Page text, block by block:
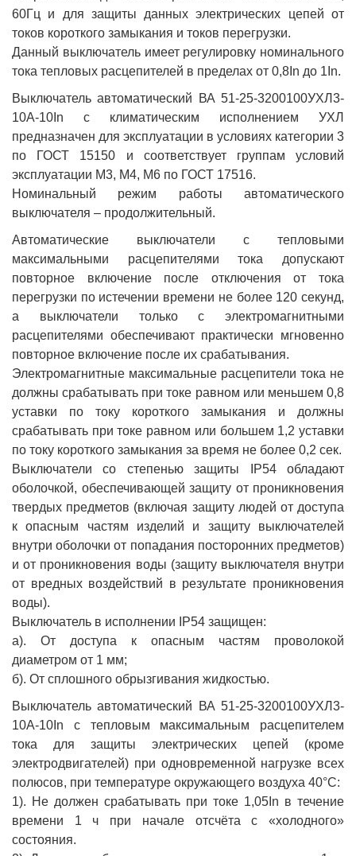
60Гц и для защиты данных электрических цепей от
токов короткого замыкания и токов перегрузки.
Данный выключатель имеет регулировку номинального
тока тепловых расцепителей в пределах от 0,8In до 1In.
Выключатель автоматический ВА 51-25-3200100УХЛ3-
10А-10In с климатическим исполнением УХЛ
предназначен для эксплуатации в условиях категории 3
по ГОСТ 15150 и соответствует группам условий
эксплуатации М3, М4, М6 по ГОСТ 17516.
Номинальный режим работы автоматического
выключателя – продолжительный.
Автоматические выключатели с тепловыми
максимальными расцепителями тока допускают
повторное включение после отключения от тока
перегрузки по истечении времени не более 120 секунд,
а выключатели только с электромагнитными
расцепителями обеспечивают практически мгновенно
повторное включение после их срабатывания.
Электромагнитные максимальные расцепители тока не
должны срабатывать при токе равном или меньшем 0,8
уставки по току короткого замыкания и должны
срабатывать при токе равном или большем 1,2 уставки
по току короткого замыкания за время не более 0,2 сек.
Выключатели со степенью защиты IP54 обладают
оболочкой, обеспечивающей защиту от проникновения
твердых предметов (включая защиту людей от доступа
к опасным частям изделий и защиту выключателей
внутри оболочки от попадания посторонних предметов)
и от проникновения воды (защиту выключателя внутри
от вредных воздействий в результате проникновения
воды).
Выключатель в исполнении IP54 защищен:
а). От доступа к опасным частям проволокой
диаметром от 1 мм;
б). От сплошного обрызгивания жидкостью.
Выключатель автоматический ВА 51-25-3200100УХЛ3-
10А-10In с тепловым максимальным расцепителем
тока для защиты электрических цепей (кроме
электродвигателей) при одновременной нагрузке всех
полюсов, при температуре окружающего воздуха 40°С:
1). Не должен срабатывать при токе 1,05In в течение
времени 1 ч при начале отсчёта с «холодного»
состояния.